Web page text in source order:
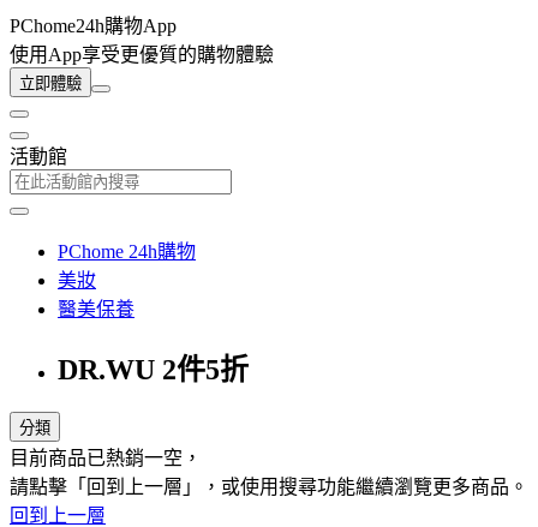
PChome24h購物App
使用App享受更優質的購物體驗
立即體驗
活動館
PChome 24h購物
美妝
醫美保養
DR.WU 2件5折
分類
目前商品已熱銷一空，
請點擊「回到上一層」，或使用搜尋功能繼續瀏覽更多商品。
回到上一層